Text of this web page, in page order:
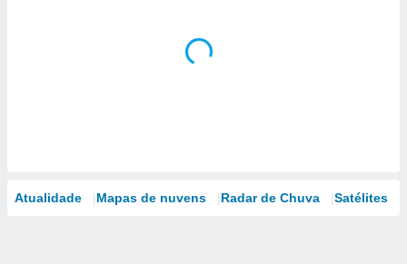
Atualidade Mapas de nuvens Radar de Chuva Satélites